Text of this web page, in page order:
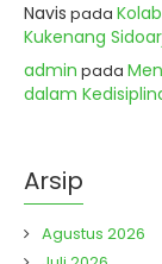
Navis pada
Kukenang
admin pada
dalam
Arsip
Agustus 2026